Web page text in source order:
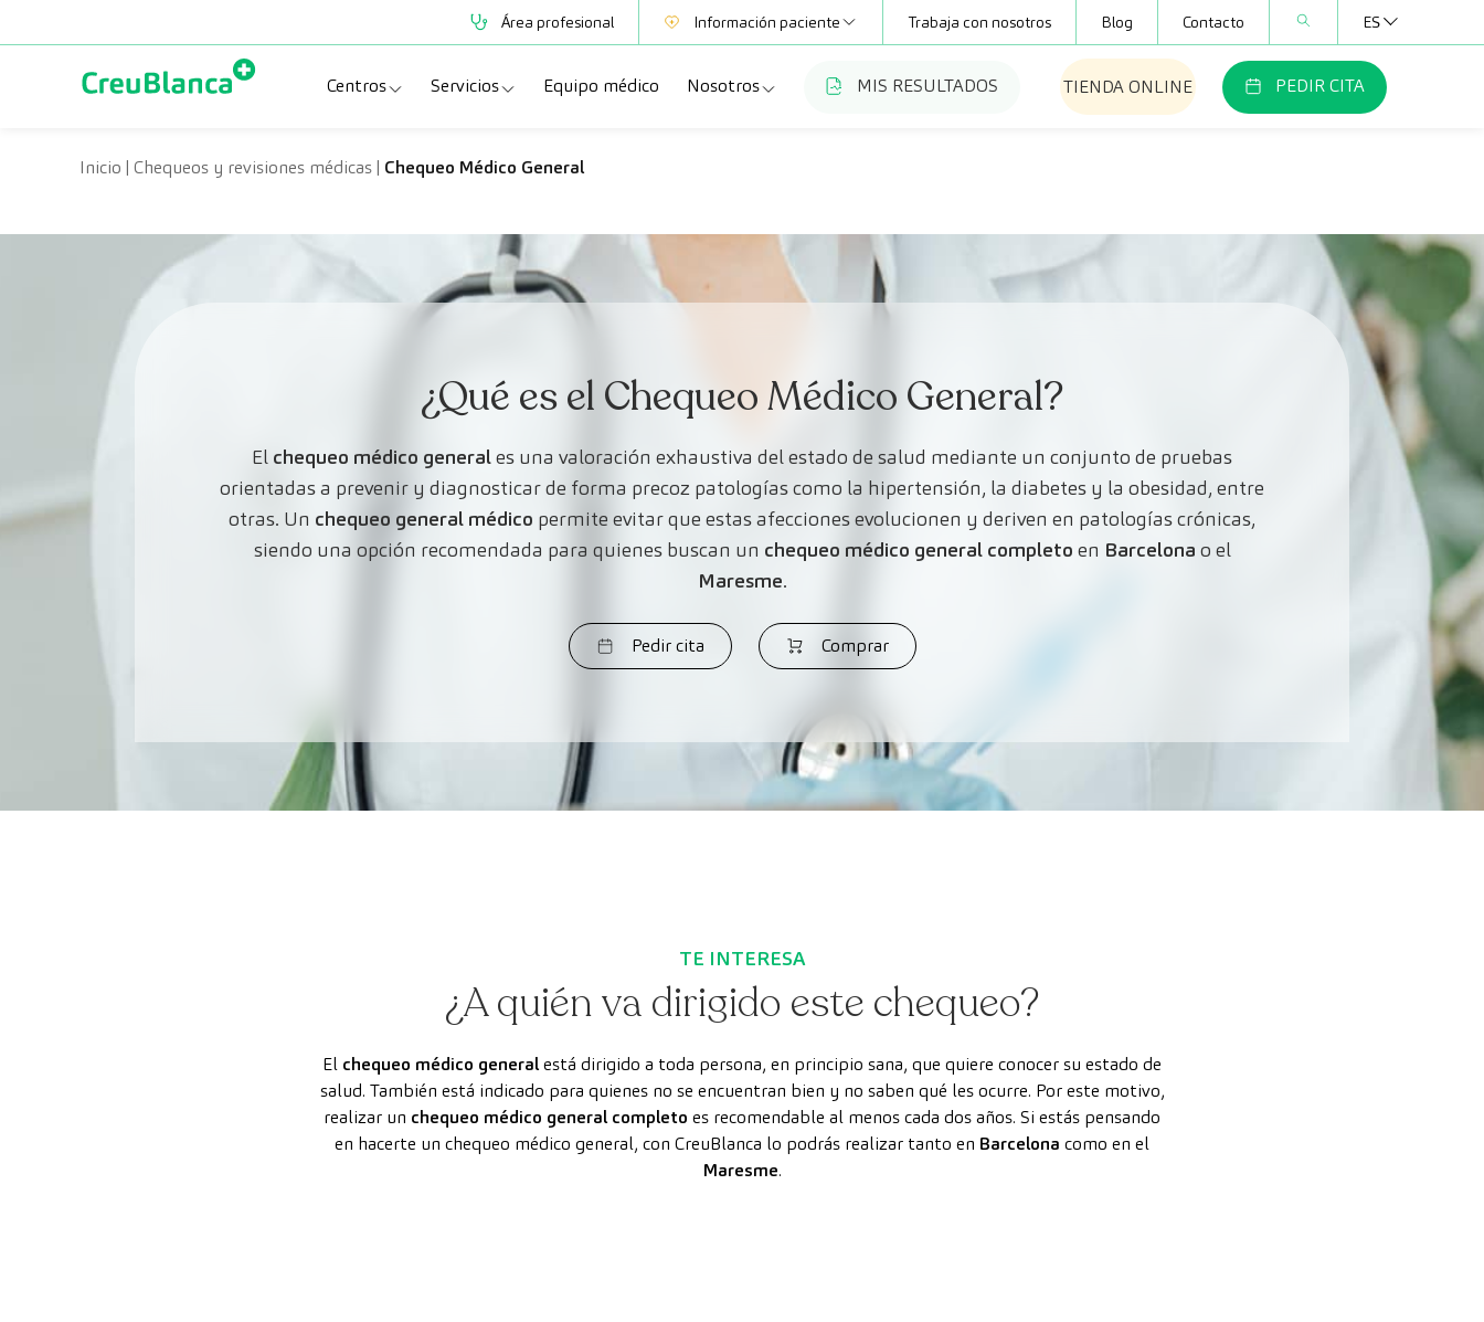
Área profesional Información paciente
Mutuas
Trabaja con nosotros Blog Contacto ES
Centros
Clínica CreuBlanca
Centros Aragón
Servicios
Especialidades
Chequeos y revisiones médicas
Equipo médico Nosotros
Fundación Privada Imhotep
MIS RESULTADOS TIENDA ONLINE PEDIR CITA
Inicio | Chequeos y revisiones médicas| Chequeo Médico General
¿Qué es el Chequeo Médico General?
El chequeo médico generales una valoración exhaustiva del estado de salud mediante un conjunto de pruebas
orientadas a prevenir y diagnosticar de forma precoz patologías como la hipertensión, la diabetes y la obesidad, entre
otras. Un chequeo general médico permite evitar que estas afecciones evolucionen y deriven en patologías crónicas,
siendo una opción recomendada para quienes buscan un chequeo médico general completo en Barcelona o el
Maresme.
Pedir cita Comprar
TE INTERESA
¿A quién va dirigido este chequeo?
El chequeo médico generalestá dirigido a toda persona, en principio sana, que quiere conocer su estado de
salud. También está indicado para quienes no se encuentran bien y no saben qué les ocurre. Por este motivo,
realizar un chequeo médico general completo es recomendable al menos cada dos años. Si estás pensando
en hacerte un chequeo médico general, con CreuBlanca lo podrás realizar tanto en Barcelona como en el
Maresme.